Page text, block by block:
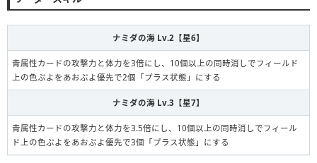
ナミダの海 Lv.2【星6】
青属性カードの攻撃力と体力を3倍にし、10個以上の同時消しでフィールド
上の色ぷよをあおぷよ優先で2個「プラス状態」にする
ナミダの海 Lv.3【星7】
青属性カードの攻撃力と体力を3.5倍にし、10個以上の同時消しでフィール
ド上の色ぷよをあおぷよ優先で3個「プラス状態」にする